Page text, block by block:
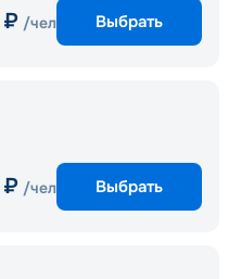
₽ /чел Выбрать
₽ /чел Выбрать